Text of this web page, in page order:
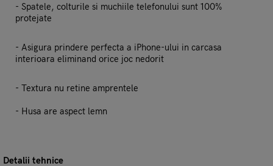
- Spatele, colturile si muchiile telefonului sunt 100%
protejate
- Asigura prindere perfecta a iPhone-ului in carcasa
interioara eliminand orice joc nedorit
- Textura nu retine amprentele
- Husa are aspect lemn
Detalii tehnice